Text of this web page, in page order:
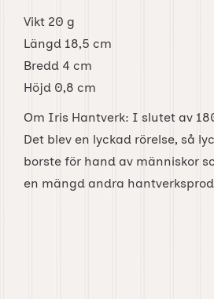
Vikt 20 g
Längd 18,5 cm
Bredd 4 cm
Höjd 0,8 cm
Om Iris Hantverk: I slutet av
Det blev en lyckad rörelse, så
borste för hand av människor
en mängd andra